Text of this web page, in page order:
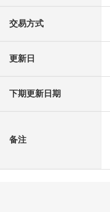
交易方式
更新日
下期更新日期
备注